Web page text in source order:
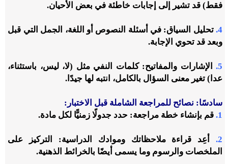
فقط) قد تشير إلى إجابات خاطئة في بعض الأحيان.
4. تحليل السياق: في أسئلة النصوص أو اللغة، الجمل التي قبل
وبعد قد تحوي الإجابة.
5.
الإشارات والمفاتيح: كلمات النفي مثل (لا، ليس، باستثناء،
عدا) تغير معنى السؤال بالكامل، انتبه لها جيدًا.
سادسًا: نصائح للمراجعة الشاملة قبل الاختبار:
1. قم بإنشاء خطة مراجعة: حدد جدولًا زمنيًّا لكل مادة.
2.
أعِد قراءة ملاحظاتك وموادك الدراسية: التركيز على
الملخصات والرسوم وما يسمى أيضًا بالخرائط الذهنية.